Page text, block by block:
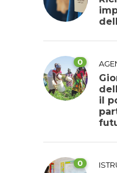
0
il
0